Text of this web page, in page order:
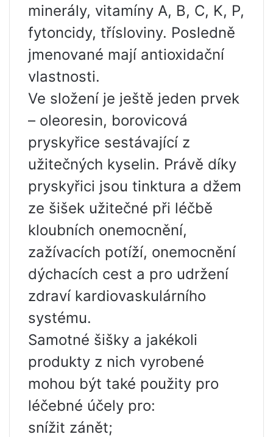
minerály, vitamíny A, B, C, K, P,
fytoncidy, třísloviny. Posledně
jmenované mají antioxidační
vlastnosti.
Ve složení je ještě jeden prvek
– oleoresin, borovicová
pryskyřice sestávající z
užitečných kyselin. Právě díky
pryskyřici jsou tinktura a džem
ze šišek užitečné při léčbě
kloubních onemocnění,
zažívacích potíží, onemocnění
dýchacích cest a pro udržení
zdraví kardiovaskulárního
systému.
Samotné šišky a jakékoli
produkty z nich vyrobené
mohou být také použity pro
léčebné účely pro:
snížit zánět;